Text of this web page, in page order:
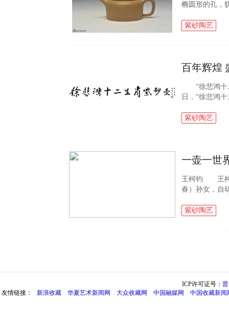
椭圆形的孔，
其中莲子谐...
紫砂陶艺
百年辉煌
“徐悲鸿
日，“徐悲鸿
刻有徐悲...
紫砂陶艺
一壶一世
王柯钧 王柯
春）孙女，自
设计，涵养创
紫砂陶艺
ICP许可证号：
友情链接：
新浪收藏 华夏艺术新闻网 大众收藏网 中国融媒网 中国收藏新闻